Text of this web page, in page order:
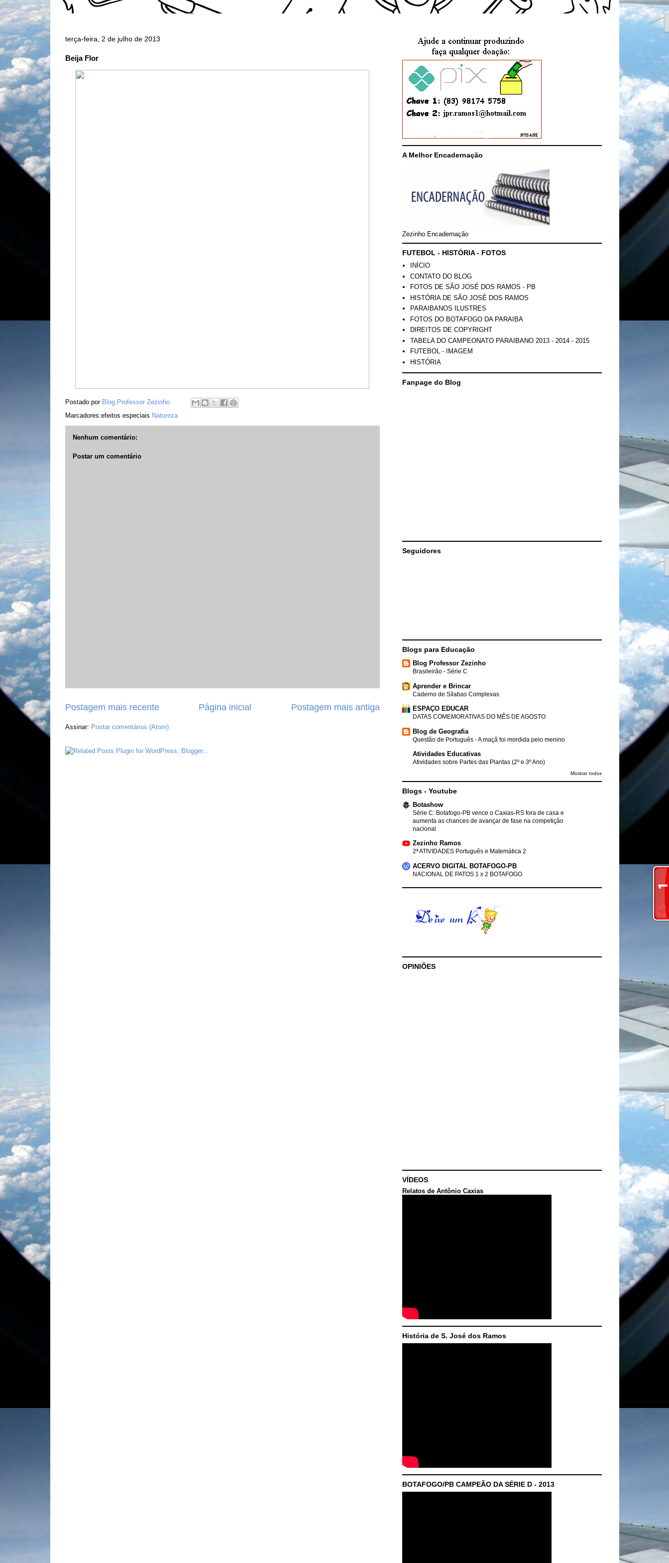
terça-feira, 2 de julho de 2013
Beija Flor
Postado por Blog Professor Zezinho
Marcadores:efeitos especiais Natureza
Nenhum comentário:
Postar um comentário
Postagem mais recente Postagem mais antiga
Página inicial
Assinar: Postar comentários (Atom)
A Melhor Encadernação
Zezinho Encadernação
FUTEBOL - HISTÓRIA - FOTOS
INÍCIO
CONTATO DO BLOG
FOTOS DE SÃO JOSÉ DOS RAMOS - PB
HISTÓRIA DE SÃO JOSÉ DOS RAMOS
PARAIBANOS ILUSTRES
FOTOS DO BOTAFOGO DA PARAIBA
DIREITOS DE COPYRIGHT
TABELA DO CAMPEONATO PARAIBANO 2013 - 2014 - 2015
FUTEBOL - IMAGEM
HISTÓRIA
Fanpage do Blog
Seguidores
Blogs para Educação
Blog Professor Zezinho
Brasileirão - Série C
Aprender e Brincar
Caderno de Sílabas Complexas
ESPAÇO EDUCAR
DATAS COMEMORATIVAS DO MÊS DE AGOSTO
Blog de Geografia
Questão de Português - A maçã foi mordida pelo menino
Atividades Educativas
Atividades sobre Partes das Plantas (2º e 3º Ano)
Mostrar todos
Blogs - Youtube
Botashow
Série C: Botafogo-PB vence o Caxias-RS fora de casa e
aumenta as chances de avançar de fase na competição
nacional
Zezinho Ramos
2ª ATIVIDADES Português e Matemática 2
ACERVO DIGITAL BOTAFOGO-PB
NACIONAL DE PATOS 1 x 2 BOTAFOGO
OPINIÕES
VÍDEOS
Relatos de Antônio Caxias
História de S. José dos Ramos
BOTAFOGO/PB CAMPEÃO DA SÉRIE D - 2013